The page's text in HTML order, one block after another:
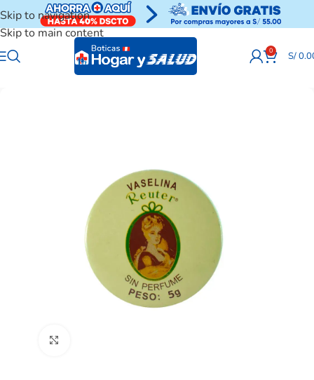
Skip to navigation
Skip to main content
0 S/